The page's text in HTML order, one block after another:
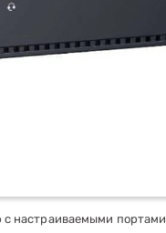
настраиваемыми портами